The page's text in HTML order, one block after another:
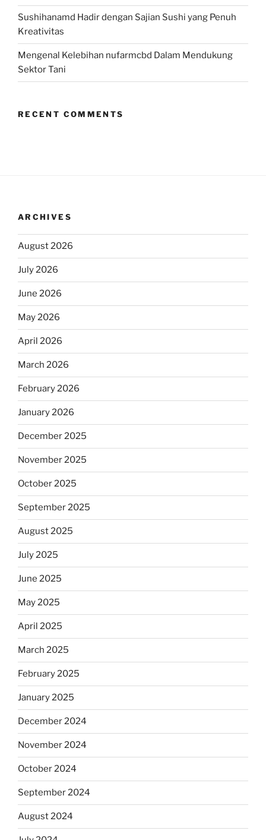
Sushihanamd Hadir dengan Sajian Sushi yang Penuh
Kreativitas
Mengenal Kelebihan nufarmcbd Dalam Mendukung
Sektor Tani
RECENT COMMENTS
ARCHIVES
August 2026
July 2026
June 2026
May 2026
April 2026
March 2026
February 2026
January 2026
December 2025
November 2025
October 2025
September 2025
August 2025
July 2025
June 2025
May 2025
April 2025
March 2025
February 2025
January 2025
December 2024
November 2024
October 2024
September 2024
August 2024